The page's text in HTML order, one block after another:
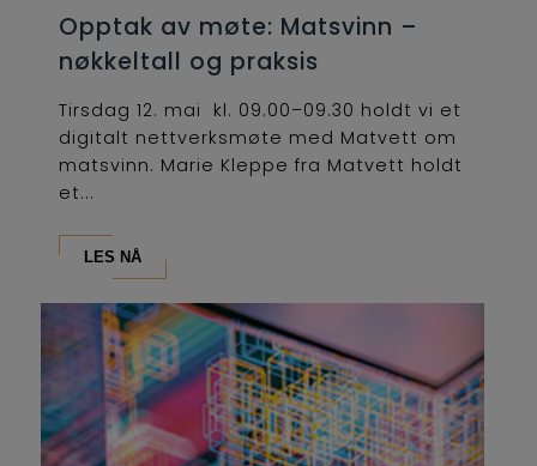
Opptak av møte: Matsvinn –
nøkkeltall og praksis
Tirsdag 12. mai kl. 09.00–09.30 holdt vi et
digitalt nettverksmøte med Matvett om
matsvinn. Marie Kleppe fra Matvett holdt
et...
LES NÅ